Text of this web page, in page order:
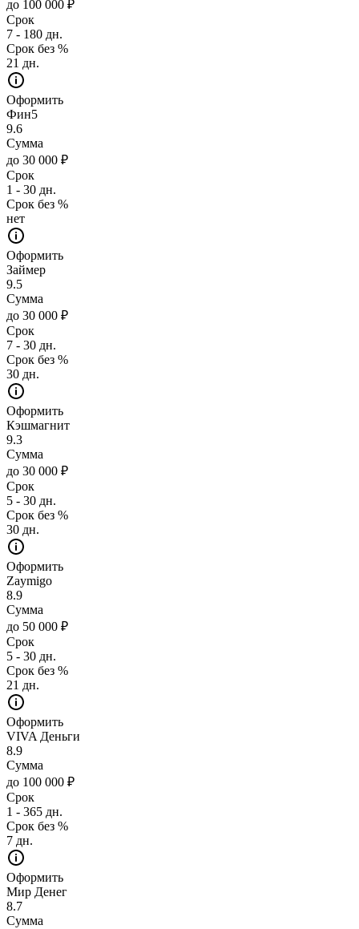
до 100 000 ₽
Срок
7 - 180 дн.
Срок без %
21 дн.
Оформить
Фин5
9.6
Сумма
до 30 000 ₽
Срок
1 - 30 дн.
Срок без %
нет
Оформить
Займер
9.5
Сумма
до 30 000 ₽
Срок
7 - 30 дн.
Срок без %
30 дн.
Оформить
Кэшмагнит
9.3
Сумма
до 30 000 ₽
Срок
5 - 30 дн.
Срок без %
30 дн.
Оформить
Zaymigo
8.9
Сумма
до 50 000 ₽
Срок
5 - 30 дн.
Срок без %
21 дн.
Оформить
VIVA Деньги
8.9
Сумма
до 100 000 ₽
Срок
1 - 365 дн.
Срок без %
7 дн.
Оформить
Мир Денег
8.7
Сумма